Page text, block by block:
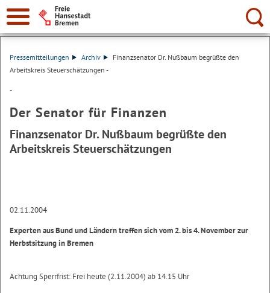
Suche:
Pressemitteilungen Archiv
Finanzsenator Dr. Nußbaum begrüßte den
Arbeitskreis Steuerschätzungen -
-
Der Senator für Finanzen
Finanzsenator Dr. Nußbaum begrüßte den
Arbeitskreis Steuerschätzungen
02.11.2004
Experten aus Bund und Ländern treffen sich vom 2. bis 4. November zur
Herbstsitzung in Bremen
Achtung Sperrfrist: Frei heute (2.11.2004) ab 14.15 Uhr